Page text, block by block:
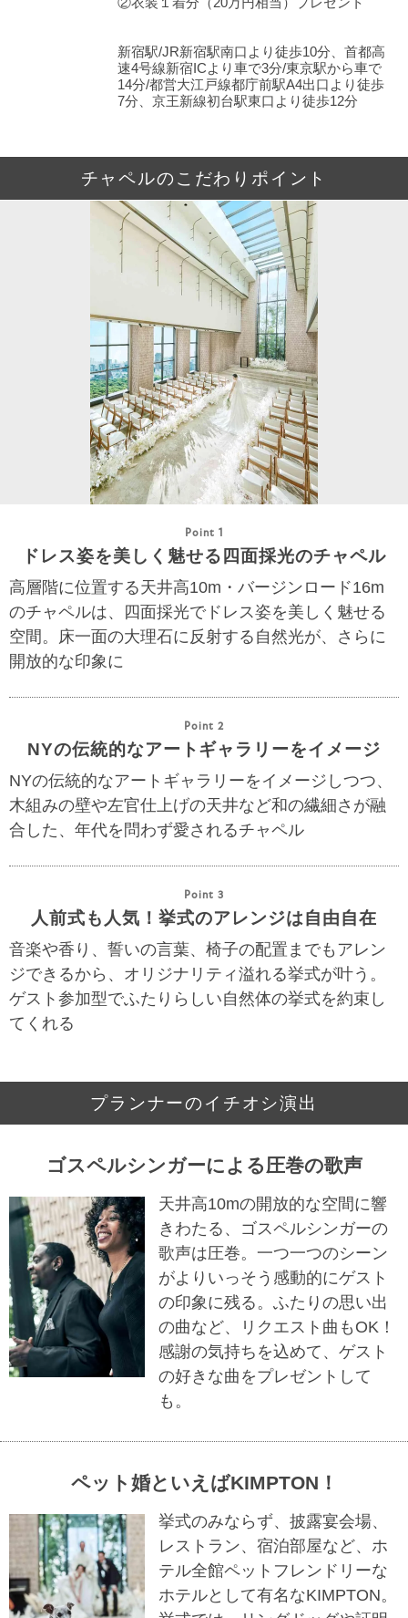
新宿駅/JR新宿駅南口より徒歩10分、首都高
速4号線新宿ICより車で3分/東京駅から車で
14分/都営大江戸線都庁前駅A4出口より徒歩
7分、京王新線初台駅東口より徒歩12分
チャペルのこだわりポイント
Point 1
ドレス姿を美しく魅せる四面採光のチャペル
高層階に位置する天井高10m・バージンロード16m
のチャペルは、四面採光でドレス姿を美しく魅せる
空間。床一面の大理石に反射する自然光が、さらに
開放的な印象に
Point 2
NYの伝統的なアートギャラリーをイメージ
NYの伝統的なアートギャラリーをイメージしつつ、
木組みの壁や左官仕上げの天井など和の繊細さが融
合した、年代を問わず愛されるチャペル
Point 3
人前式も人気！挙式のアレンジは自由自在
音楽や香り、誓いの言葉、椅子の配置までもアレン
ジできるから、オリジナリティ溢れる挙式が叶う。
ゲスト参加型でふたりらしい自然体の挙式を約束し
てくれる
プランナーのイチオシ演出
ゴスペルシンガーによる圧巻の歌声
天井高10mの開放的な空間に響
きわたる、ゴスペルシンガーの
歌声は圧巻。一つ一つのシーン
がよりいっそう感動的にゲスト
の印象に残る。ふたりの思い出
の曲など、リクエスト曲もOK！
感謝の気持ちを込めて、ゲスト
の好きな曲をプレゼントして
も。
ペット婚といえばKIMPTON！
挙式のみならず、披露宴会場、
レストラン、宿泊部屋など、ホ
テル全館ペットフレンドリーな
ホテルとして有名なKIMPTON。